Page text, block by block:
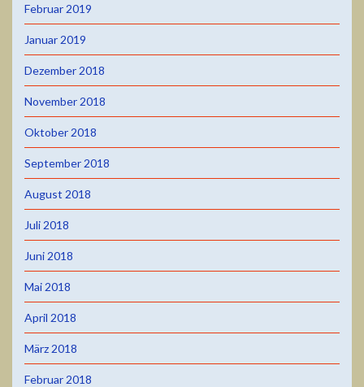
Februar 2019
Januar 2019
Dezember 2018
November 2018
Oktober 2018
September 2018
August 2018
Juli 2018
Juni 2018
Mai 2018
April 2018
März 2018
Februar 2018